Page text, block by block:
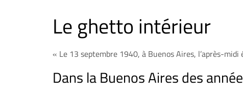
Le ghetto intérieur
« Le 13 septembre 1940, à Buenos Aires, l’après-
Dans la Buenos Aires des